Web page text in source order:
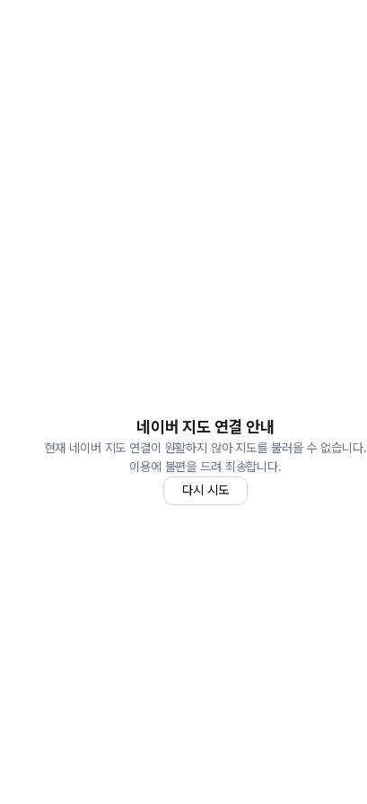
네이버 지도 연결 안내
현재 네이버 지도 연결이 원활하지 않아 지도를 불러올 수 없습니다.
이용에 불편을 드려 죄송합니다.
다시 시도